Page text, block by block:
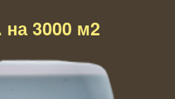
3000 м2